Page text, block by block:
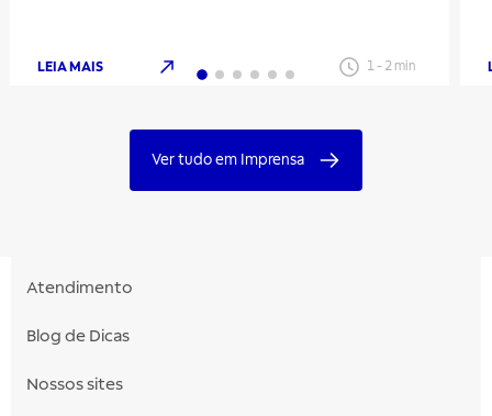
LEIA MAIS 1- 2 min
Ver tudo em Imprensa
Atendimento
Blog de Dicas
Nossos sites